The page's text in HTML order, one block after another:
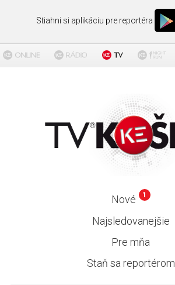
Stiahni si aplikáciu pre reportéra
Nové 1
Najsledovanejšie
Pre mňa
Staň sa reportérom